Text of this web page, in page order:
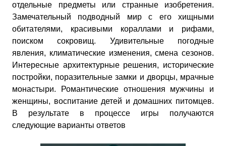
отдельные предметы или странные изобретения.
Замечательный подводный мир с его хищными
обитателями, красивыми кораллами и рифами,
поиском сокровищ. Удивительные погодные
явления, климатические изменения, смена сезонов.
Интересные архитектурные решения, исторические
постройки, поразительные замки и дворцы, мрачные
монастыри. Романтические отношения мужчины и
женщины, воспитание детей и домашних питомцев.
В результате в процессе игры получаются
следующие варианты ответов